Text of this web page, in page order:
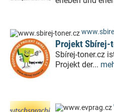
Projekt Sbírej-
Sbírej-toner.cz
Projekt der...